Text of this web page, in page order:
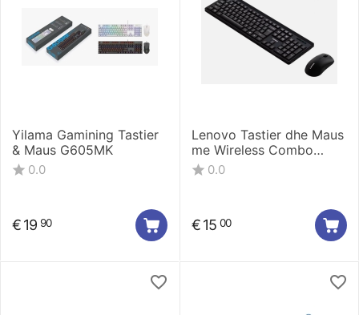
Yilama Gamining Tastier
& Maus G605MK
0.0
€19 90
Lenovo Tastier dhe Maus
me Wireless Combo
KN210
0.0
€15 00